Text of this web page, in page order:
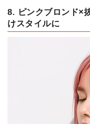
8. ピンクブロンド×
けスタイルに